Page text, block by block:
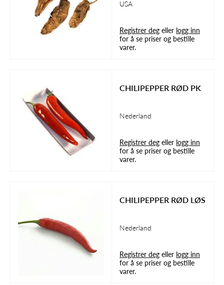
USA
Registrer deg eller logg inn
for å se priser og bestille
varer.
CHILIPEPPER RØD PK
Nederland
Registrer deg eller logg inn
for å se priser og bestille
varer.
CHILIPEPPER RØD LØS
Nederland
Registrer deg eller logg inn
for å se priser og bestille
varer.